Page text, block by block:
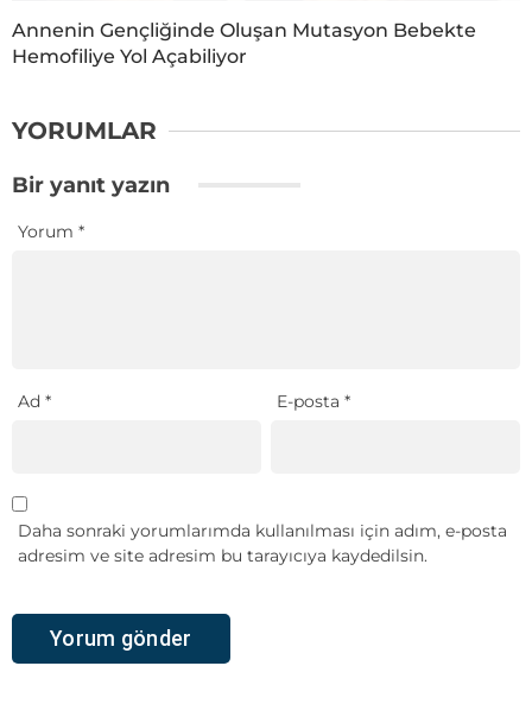
Annenin Gençliğinde Oluşan Mutasyon Bebekte
Hemofiliye Yol Açabiliyor
YORUMLAR
Bir yanıt yazın
Yorum *
Ad * E-posta*
Daha sonraki yorumlarımda kullanılması için adım, e-posta
adresim ve site adresim bu tarayıcıya kaydedilsin.